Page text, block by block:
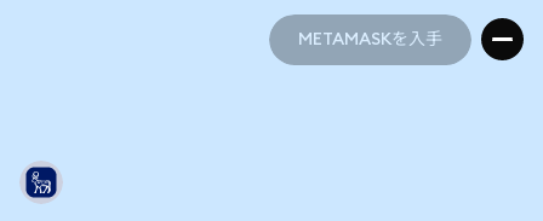
METAMASKを入手